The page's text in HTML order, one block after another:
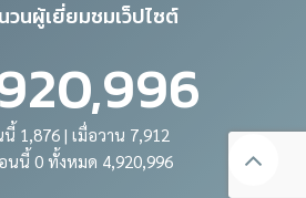
วนผู้เยี่ยมชมเว็ปไซต์
1,876 | เมื่อวาน 7,912
นนี้ 0 ทั้งหมด 4,920,996